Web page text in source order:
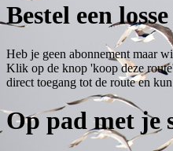
Bestel een
Heb je geen abonnement maar
Klik op de knop 'koop deze
direct toegang tot de route en
Op pad met je